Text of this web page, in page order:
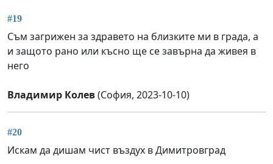
#19
Съм загрижен за здравето на близките ми в града, а
и защото рано или късно ще се завърна да живея в
него
Владимир Колев(София, 2023-10-10)
#20
Искам да дишам чист въздух в Димитровград